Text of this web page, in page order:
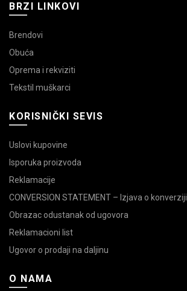
BRZI LINKOVI
Brendovi
Obuća
Oprema i rekviziti
Tekstil muškarci
KORISNIČKI SEVIS
Uslovi kupovine
Isporuka proizvoda
Reklamacije
CONVERSION STATEMENT – Izjava o konverziji
Obrazac odustanak od ugovora
Reklamacioni list
Ugovor o prodaji na daljinu
O NAMA